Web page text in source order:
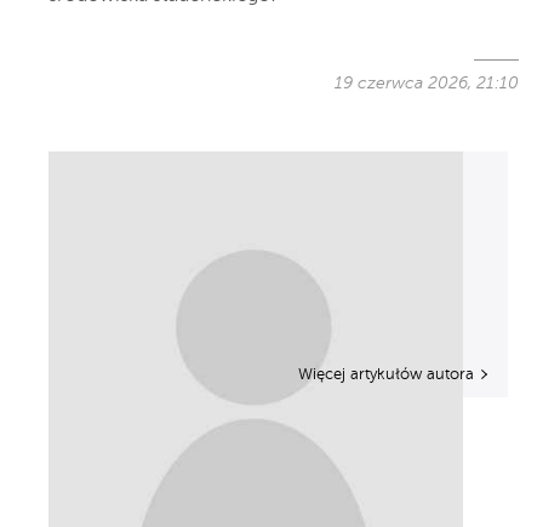
19 czerwca 2026, 21:10
Więcej artykułów autora